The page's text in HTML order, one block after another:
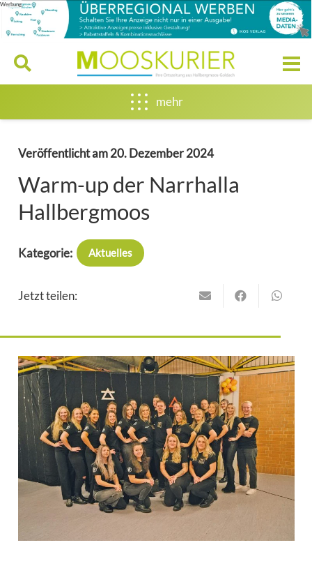
Werbung
mehr
Veröffentlicht am20. Dezember 2024
Warm-up der Narrhalla
Hallbergmoos
Kategorie: Aktuelles
Jetzt teilen: